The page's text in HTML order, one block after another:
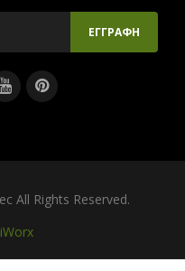
All Rights Reserved.
iWorx